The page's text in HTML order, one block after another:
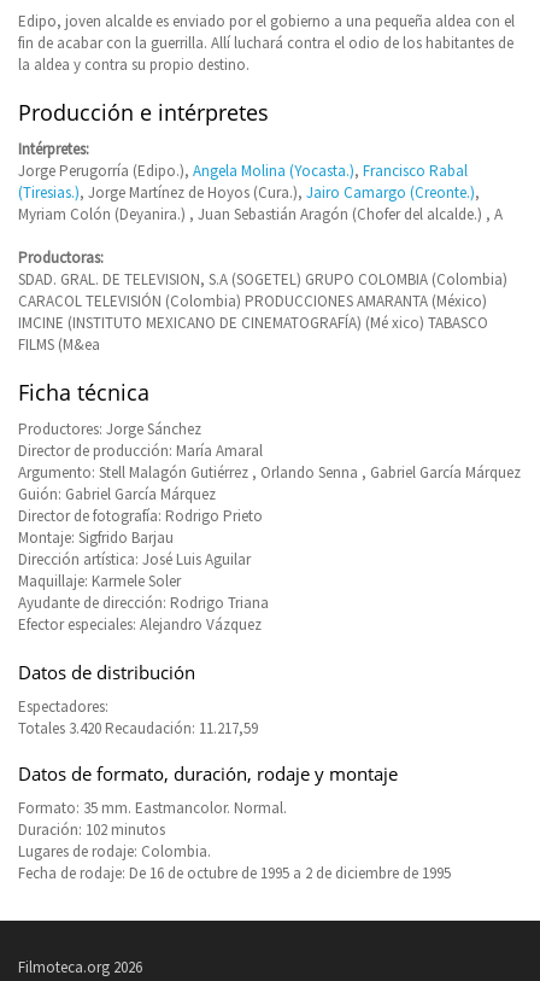
Edipo, joven alcalde es enviado por el gobierno a una pequeña aldea con el
fin de acabar con la guerrilla. Allí luchará contra el odio de los habitantes de
la aldea y contra su propio destino.
Producción e intérpretes
Intérpretes:
Jorge Perugorría (Edipo.), Angela Molina (Yocasta.), Francisco Rabal
(Tiresias.), Jorge Martínez de Hoyos (Cura.), Jairo Camargo (Creonte.),
Myriam Colón (Deyanira.) , Juan Sebastián Aragón (Chofer del alcalde.) , A
Productoras:
SDAD. GRAL. DE TELEVISION, S.A (SOGETEL) GRUPO COLOMBIA (Colombia)
CARACOL TELEVISIÓN (Colombia) PRODUCCIONES AMARANTA (México)
IMCINE (INSTITUTO MEXICANO DE CINEMATOGRAFÍA) (Mé xico) TABASCO
FILMS (M&ea
Ficha técnica
Productores: Jorge Sánchez
Director de producción: María Amaral
Argumento: Stell Malagón Gutiérrez , Orlando Senna , Gabriel García Márquez
Guión: Gabriel García Márquez
Director de fotografía: Rodrigo Prieto
Montaje: Sigfrido Barjau
Dirección artística: José Luis Aguilar
Maquillaje: Karmele Soler
Ayudante de dirección: Rodrigo Triana
Efector especiales: Alejandro Vázquez
Datos de distribución
Espectadores:
Totales 3.420 Recaudación: 11.217,59
Datos de formato, duración, rodaje y montaje
Formato: 35 mm. Eastmancolor. Normal.
Duración: 102 minutos
Lugares de rodaje: Colombia.
Fecha de rodaje: De 16 de octubre de 1995 a 2 de diciembre de 1995
Filmoteca.org 2026